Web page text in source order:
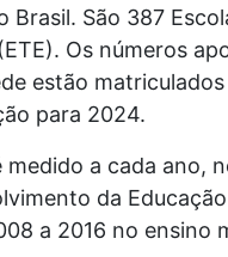
São 387
Os números
estão
para 2024.
a cada ano,
da
a 2016 no ensino